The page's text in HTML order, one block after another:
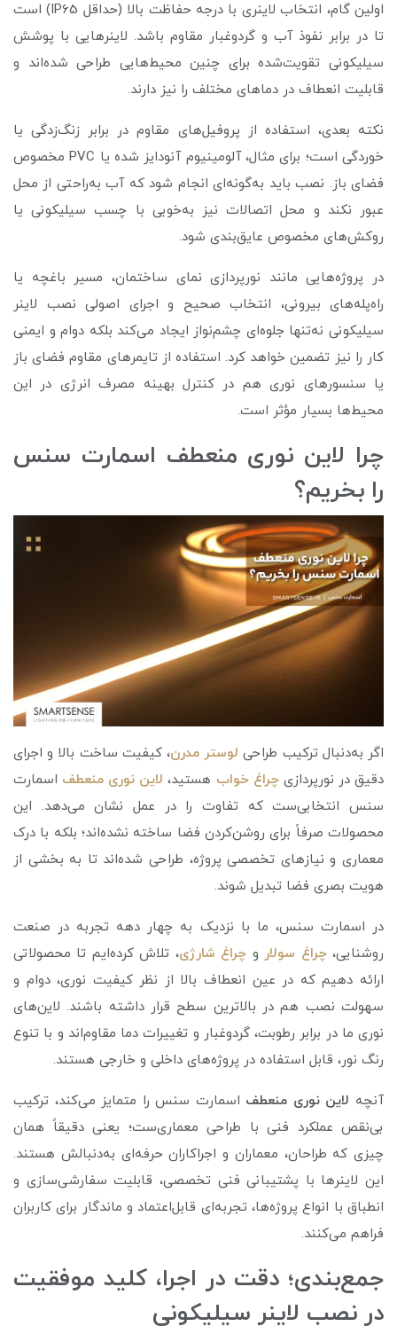
اولین گام، انتخاب لاینری با درجه حفاظت بالا (حداقل IP65) است
تا در برابر نفوذ آب و گردوغبار مقاوم باشد. لاینرهایی با پوشش
سیلیکونی تقویت‌شده برای چنین محیط‌هایی طراحی شده‌اند و
قابلیت انعطاف در دماهای مختلف را نیز دارند.
نکته بعدی، استفاده از پروفیل‌های مقاوم در برابر زنگ‌زدگی یا
خوردگی است؛ برای مثال، آلومینیوم آنودایز شده یا PVC مخصوص
فضای باز. نصب باید به‌گونه‌ای انجام شود که آب به‌راحتی از محل
عبور نکند و محل اتصالات نیز به‌خوبی با چسب سیلیکونی یا
روکش‌های مخصوص عایق‌بندی شود.
در پروژه‌هایی مانند نورپردازی نمای ساختمان، مسیر باغچه یا
راه‌پله‌های بیرونی، انتخاب صحیح و اجرای اصولی نصب لاینر
سیلیکونی نه‌تنها جلوه‌ای چشم‌نواز ایجاد می‌کند بلکه دوام و ایمنی
کار را نیز تضمین خواهد کرد. استفاده از تایمرهای مقاوم فضای باز
یا سنسورهای نوری هم در کنترل بهینه مصرف انرژی در این
محیط‌ها بسیار مؤثر است.
چرا لاین نوری منعطف اسمارت سنس
را بخریم؟
اگر به‌دنبال ترکیب طراحی لوستر مدرن، کیفیت ساخت بالا و اجرای
دقیق در نورپردازیچراغ خواب هستید، لاین نوری منعطف اسمارت
سنس انتخابی‌ست که تفاوت را در عمل نشان می‌دهد. این
محصولات صرفاً برای روشن‌کردن فضا ساخته نشده‌اند؛ بلکه با درک
معماری و نیازهای تخصصی پروژه، طراحی شده‌اند تا به بخشی از
هویت بصری فضا تبدیل شوند.
در اسمارت سنس، ما با نزدیک به چهار دهه تجربه در صنعت
روشنایی،چراغ سولار و چراغ شارژی، تلاش کرده‌ایم تا محصولاتی
ارائه دهیم که در عین انعطاف بالا از نظر کیفیت نوری، دوام و
سهولت نصب هم در بالاترین سطح قرار داشته باشند. لاین‌های
نوری ما در برابر رطوبت، گردوغبار و تغییرات دما مقاوم‌اند و با تنوع
رنگ نور، قابل استفاده در پروژه‌های داخلی و خارجی هستند.
آنچه لاین نوری منعطف اسمارت سنس را متمایز می‌کند، ترکیب
بی‌نقص عملکرد فنی با طراحی معماری‌ست؛ یعنی دقیقاً همان
چیزی که طراحان، معماران و اجراکاران حرفه‌ای به‌دنبالش هستند.
این لاینرها با پشتیبانی فنی تخصصی، قابلیت سفارشی‌سازی و
انطباق با انواع پروژه‌ها، تجربه‌ای قابل‌اعتماد و ماندگار برای کاربران
فراهم می‌کنند.
جمع‌بندی؛ دقت در اجرا، کلید موفقیت
در نصب لاینر سیلیکونی